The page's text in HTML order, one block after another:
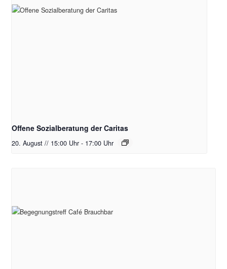
Offene Sozialberatung der Caritas
20. August // 15:00 Uhr - 17:00 Uhr